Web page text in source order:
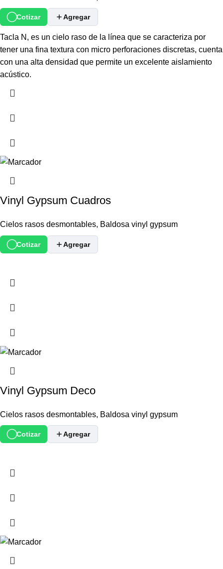
Cotizar Agregar
Tacla N, es un cielo raso de la línea que se caracteriza por
tener una fina textura con micro perforaciones discretas, cuenta
con una alta densidad que permite un excelente aislamiento
acústico.
Vinyl Gypsum Cuadros
Cielos rasos desmontables, Baldosa vinyl gypsum
Cotizar Agregar
Vinyl Gypsum Deco
Cielos rasos desmontables, Baldosa vinyl gypsum
Cotizar Agregar